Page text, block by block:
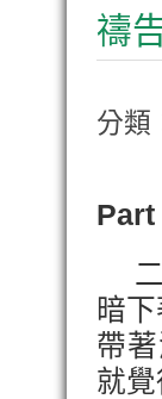
禱
分類
Part
二
暗
帶
就